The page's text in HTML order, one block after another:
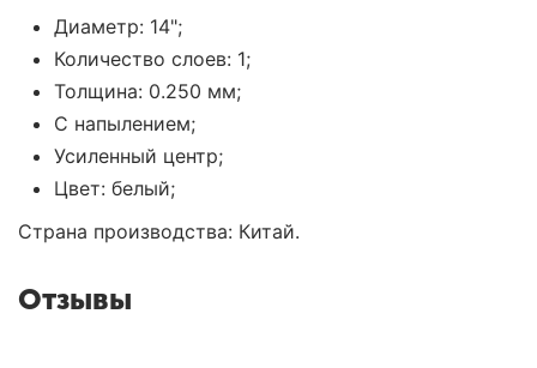
Диаметр: 14";
Количество слоев: 1;
Толщина: 0.250 мм;
С напылением;
Усиленный центр;
Цвет: белый;
Страна производства: Китай.
Отзывы